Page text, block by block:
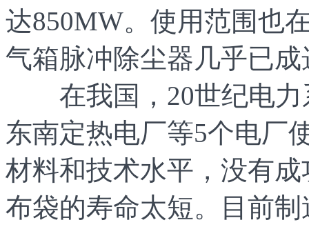
达850MW。使用范围也
气箱脉冲除尘器几乎已成
在我国，20世纪电力
东南定热电厂等5个电厂
材料和技术水平，没有
布袋的寿命太短。目前